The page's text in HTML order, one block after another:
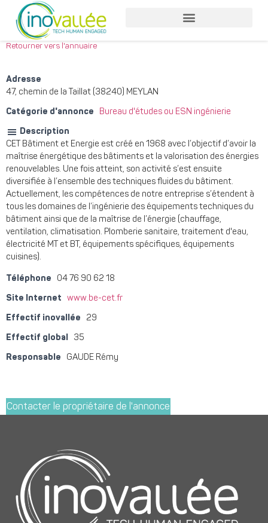
Retourner vers l'annuaire
Adresse
47, chemin de la Taillat (38240) MEYLAN
Catégorie d'annonce Bureau d'études ou ESN ingénierie
Description
CET Bâtiment et Energie est créé en 1968 avec l’objectif d’avoir la
maîtrise énergétique des bâtiments et la valorisation des énergies
renouvelables. Une fois atteint, son activité s’est ensuite
diversifiée à l’ensemble des techniques fluides du bâtiment.
Actuellement, les compétences de notre entreprise s’étendent à
tous les domaines de l’ingénierie des équipements techniques du
bâtiment ainsi que de la maîtrise de l’énergie (chauffage,
ventilation, climatisation. Plomberie sanitaire, traitement d'eau,
électricité MT et BT, équipements spécifiques, équipements
cuisines).
Téléphone 04 76 90 62 18
Site Internet www.be-cet.fr
Effectif inovallée 29
Effectif global 35
Responsable GAUDE Rémy
Contacter le propriétaire de l'annonce